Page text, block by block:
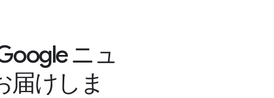
ニュ
届けしま